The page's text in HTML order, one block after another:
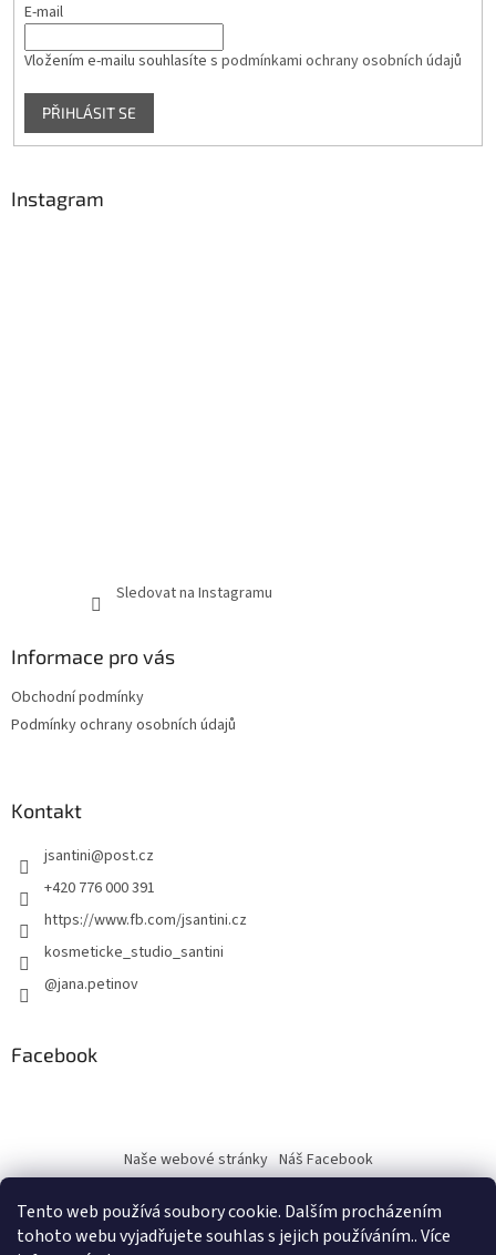
Tento web používá soubory cookie. Dalším procházením
tohoto webu vyjadřujete souhlas s jejich používáním.. Více
E-mail
Vložením e-mailu souhlasíte s podmínkami ochrany osobních údajů
PŘIHLÁSIT SE
Instagram
Sledovat na Instagramu
Informace pro vás
Obchodní podmínky
Podmínky ochrany osobních údajů
Kontakt
jsantini@post.cz
+420 776 000 391
https://www.fb.com/jsantini.cz
kosmeticke_studio_santini
@jana.petinov
Facebook
Naše webové stránky Náš Facebook